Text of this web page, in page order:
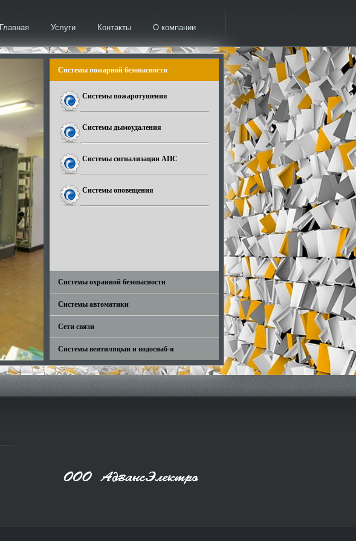
Главная Услуги Контакты О компании .
Системы пожарной безопасности
Системы пожаротушения
Системы дымоудаления
Системы сигнализации АПС
Системы оповещения
Системы охранной безопасности
Системы автоматики
Сети связи
Системы вентиляцыи и водоснаб-я